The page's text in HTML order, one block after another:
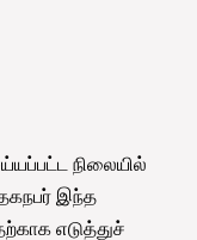
நிலையில்
இந்த
எடுத்துச்